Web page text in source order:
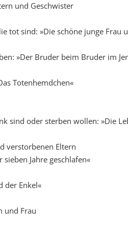
und Geschwister
tot sind: »Die schöne junge Frau
»Der Bruder beim Bruder im
Totenhemdchen«
sind oder sterben wollen: »Die
verstorbenen Eltern
Jahre geschlafen«
der Enkel«
und Frau